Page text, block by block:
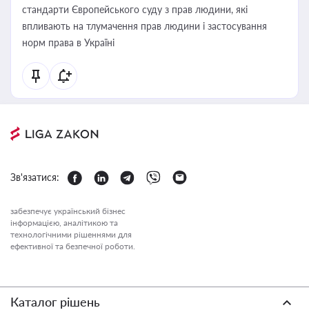
стандарти Європейського суду з прав людини, які
впливають на тлумачення прав людини і застосування
норм права в Україні
Зв'язатися:
забезпечує український бізнес
інформацією, аналітикою та
технологічними рішеннями для
ефективної та безпечної роботи.
Каталог рішень